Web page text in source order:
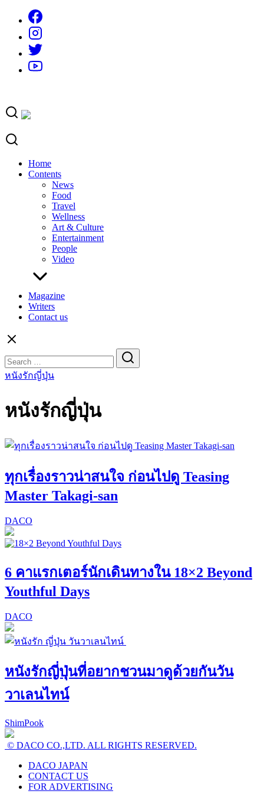
content
Home
Contents
News
Food
Travel
Wellness
Art & Culture
Entertainment
People
Video
Magazine
Writers
Contact us
for:
หนังรักญี่ปุ่น
หนังรักญี่ปุ่น
ทุกเรื่องราวน่าสนใจ ก่อนไปดู Teasing
Master Takagi-san
DACO
6 คาแรกเตอร์นักเดินทางใน 18×2 Beyond
Youthful Days
DACO
หนังรักญี่ปุ่นที่อยากชวนมาดูด้วยกันวัน
วาเลนไทน์
ShimPook
© DACO CO.,LTD. ALL RIGHTS RESERVED.
DACO JAPAN
CONTACT US
FOR ADVERTISING